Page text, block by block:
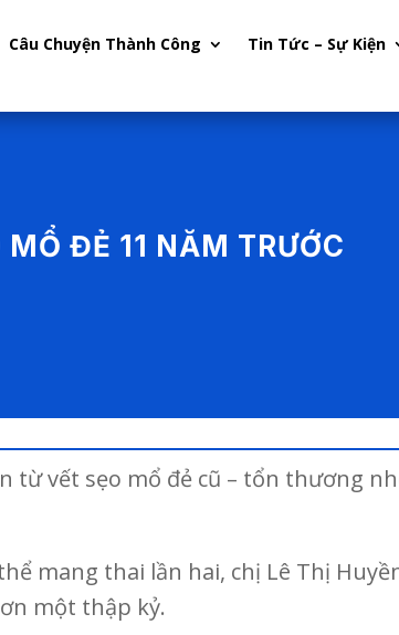
Câu Chuyện Thành Công Tin Tức – Sự Kiện
ĐẺ 11 NĂM TRƯỚC
từ vết sẹo mổ đẻ cũ – tổn thương
mang thai lần hai, chị Lê Thị
một thập kỷ.